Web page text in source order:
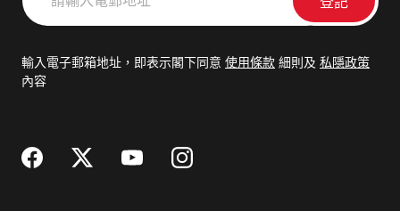
輸
郵
輸入電子郵箱地址，即表示閣下同意 使用條款 細則及 私隱政策
內容